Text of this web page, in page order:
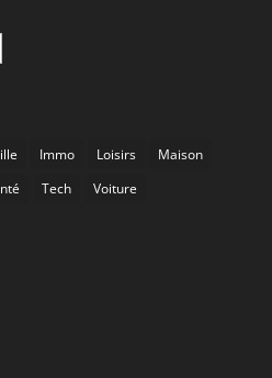
Immo Loisirs
Maison
Tech Voiture